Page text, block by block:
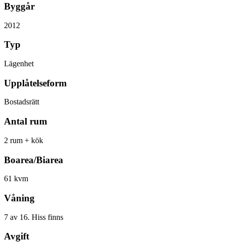
Byggår
2012
Typ
Lägenhet
Upplåtelseform
Bostadsrätt
Antal rum
2 rum + kök
Boarea/Biarea
61 kvm
Våning
7 av 16. Hiss finns
Avgift